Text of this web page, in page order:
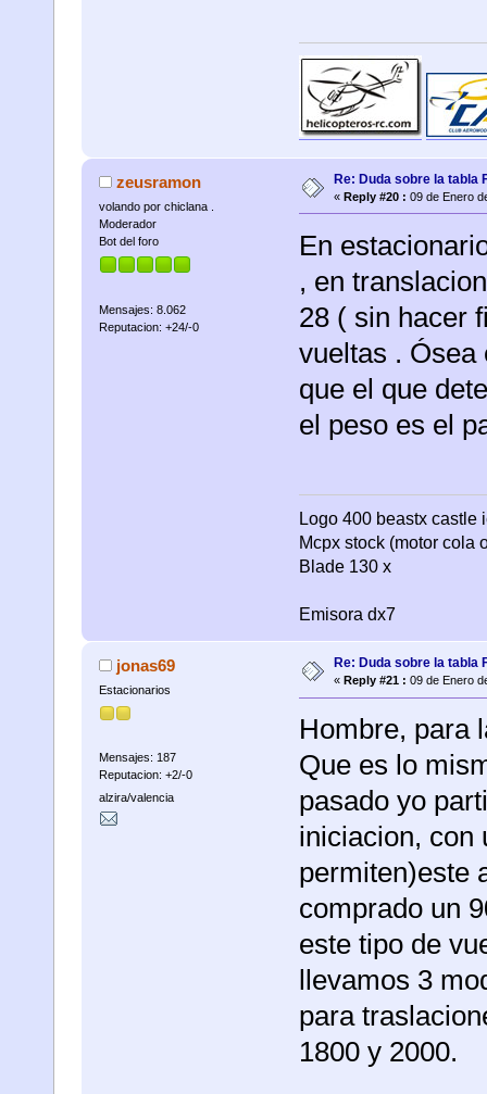
zeusramon
volando por chiclana .
Moderador
Bot del foro
Mensajes: 8.062
Reputacion: +24/-0
Re: Duda sobre la tabla
« Reply #20 : 09 de Enero
En
, en
28 ( sin hacer
vueltas . Ósea
que el que
el peso es el
Logo 400 beastx castle
Mcpx stock (motor cola
Blade 130 x
Emisora dx7
jonas69
Estacionarios
Mensajes: 187
Reputacion: +2/-0
alzira/valencia
Re: Duda sobre la tabla
« Reply #21 : 09 de Enero
Hombre, para
Que es lo
pasado yo
iniciacion, con
permiten)este
comprado un
este tipo de
llevamos 3
para
1800 y 2000.